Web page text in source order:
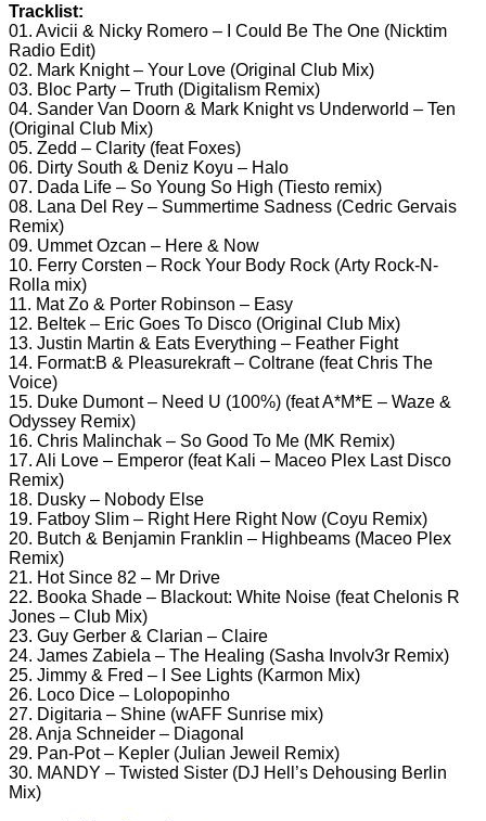
Tracklist:
01. Avicii & Nicky Romero – I Could Be The One (Nicktim
Radio Edit)
02. Mark Knight – Your Love (Original Club Mix)
03. Bloc Party – Truth (Digitalism Remix)
04. Sander Van Doorn & Mark Knight vs Underworld – Ten
(Original Club Mix)
05. Zedd – Clarity (feat Foxes)
06. Dirty South & Deniz Koyu – Halo
07. Dada Life – So Young So High (Tiesto remix)
08. Lana Del Rey – Summertime Sadness (Cedric Gervais
Remix)
09. Ummet Ozcan – Here & Now
10. Ferry Corsten – Rock Your Body Rock (Arty Rock-N-
Rolla mix)
11. Mat Zo & Porter Robinson – Easy
12. Beltek – Eric Goes To Disco (Original Club Mix)
13. Justin Martin & Eats Everything – Feather Fight
14. Format:B & Pleasurekraft – Coltrane (feat Chris The
Voice)
15. Duke Dumont – Need U (100%) (feat A*M*E – Waze &
Odyssey Remix)
16. Chris Malinchak – So Good To Me (MK Remix)
17. Ali Love – Emperor (feat Kali – Maceo Plex Last Disco
Remix)
18. Dusky – Nobody Else
19. Fatboy Slim – Right Here Right Now (Coyu Remix)
20. Butch & Benjamin Franklin – Highbeams (Maceo Plex
Remix)
21. Hot Since 82 – Mr Drive
22. Booka Shade – Blackout: White Noise (feat Chelonis R
Jones – Club Mix)
23. Guy Gerber & Clarian – Claire
24. James Zabiela – The Healing (Sasha Involv3r Remix)
25. Jimmy & Fred – I See Lights (Karmon Mix)
26. Loco Dice – Lolopopinho
27. Digitaria – Shine (wAFF Sunrise mix)
28. Anja Schneider – Diagonal
29. Pan-Pot – Kepler (Julian Jeweil Remix)
30. MANDY – Twisted Sister (DJ Hell’s Dehousing Berlin
Mix)